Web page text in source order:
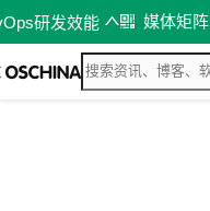
研发效能 媒体矩阵